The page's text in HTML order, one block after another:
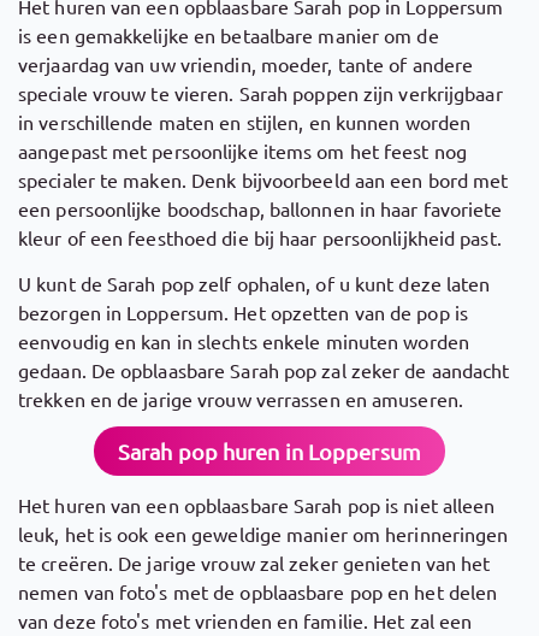
Het huren van een opblaasbare Sarah pop in Loppersum
is een gemakkelijke en betaalbare manier om de
verjaardag van uw vriendin, moeder, tante of andere
speciale vrouw te vieren. Sarah poppen zijn verkrijgbaar
in verschillende maten en stijlen, en kunnen worden
aangepast met persoonlijke items om het feest nog
specialer te maken. Denk bijvoorbeeld aan een bord met
een persoonlijke boodschap, ballonnen in haar favoriete
kleur of een feesthoed die bij haar persoonlijkheid past.
U kunt de Sarah pop zelf ophalen, of u kunt deze laten
bezorgen in Loppersum. Het opzetten van de pop is
eenvoudig en kan in slechts enkele minuten worden
gedaan. De opblaasbare Sarah pop zal zeker de aandacht
trekken en de jarige vrouw verrassen en amuseren.
Sarah pop huren in Loppersum
Het huren van een opblaasbare Sarah pop is niet alleen
leuk, het is ook een geweldige manier om herinneringen
te creëren. De jarige vrouw zal zeker genieten van het
nemen van foto's met de opblaasbare pop en het delen
van deze foto's met vrienden en familie. Het zal een